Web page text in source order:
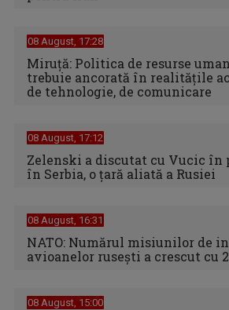
08 August, 17:28
Miruță: Politica de resurse
trebuie ancorată în realitățile
de tehnologie, de comunicare
08 August, 17:12
Zelenski a discutat cu Vucic în
în Serbia, o ţară aliată a Rusiei
08 August, 16:31
NATO: Numărul misiunilor de
avioanelor ruseşti a crescut cu
08 August, 15:00